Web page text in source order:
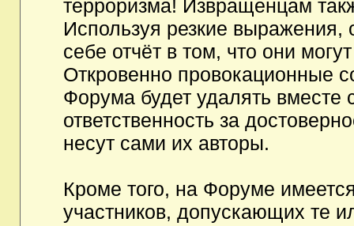
терроризма! Извращенцам
Используя резкие выражения,
себе отчёт в том, что они
Откровенно провокационные
Форума будет удалять вместе
ответственность за
несут сами их авторы.
Кроме того, на Форуме
участников, допускающих те